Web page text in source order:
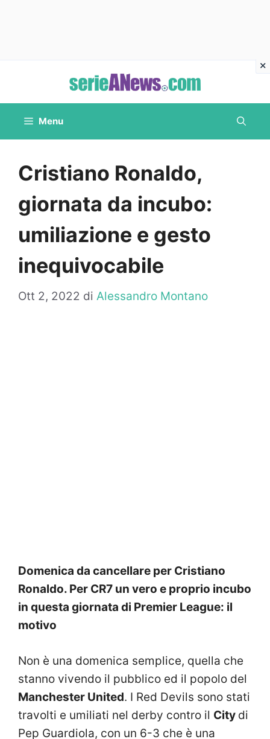
contenuto
Menu
Cristiano Ronaldo,
giornata da incubo:
umiliazione e gesto
inequivocabile
Ott 2, 2022 di Alessandro Montano
Domenica da cancellare per Cristiano
Ronaldo. Per CR7 un vero e proprio incubo
in questa giornata di Premier League: il
motivo
Non è una domenica semplice, quella che
stanno vivendo il pubblico ed il popolo del
Manchester United. I Red Devils sono stati
travolti e umiliati nel derby contro il City di
Pep Guardiola, con un 6-3 che è una